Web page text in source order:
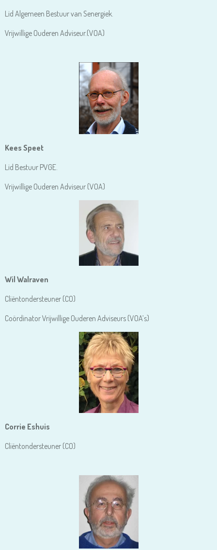
Lid Algemeen Bestuur van Senergiek.
Vrijwillige Ouderen Adviseur.(VOA)
Kees Speet
Lid Bestuur PVGE.
Vrijwillige Ouderen Adviseur (VOA)
Wil Walraven
Cliëntondersteuner (CO)
Coördinator Vrijwillige Ouderen Adviseurs (VOA’s)
Corrie Eshuis
Cliëntondersteuner (CO)